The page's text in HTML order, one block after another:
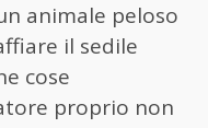
animale peloso
il sedile
cose
proprio non